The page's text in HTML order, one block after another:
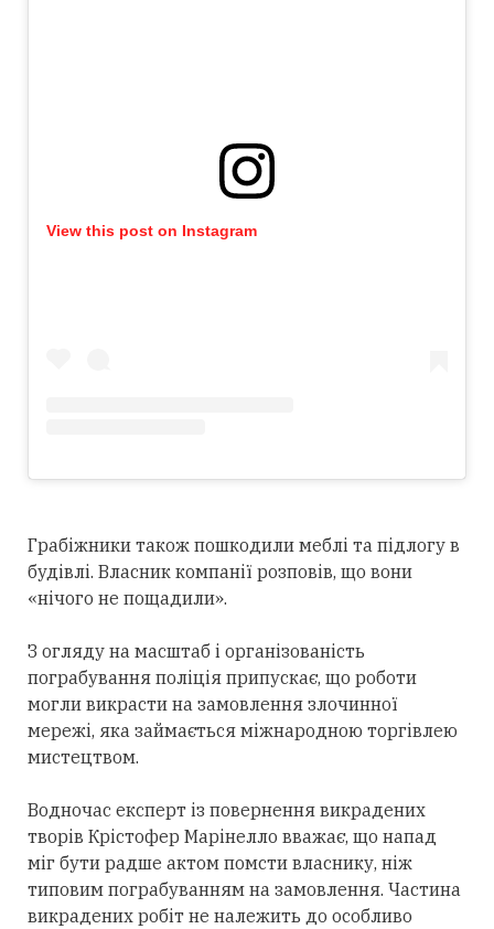
View this post on Instagram
Грабіжники також пошкодили меблі та підлогу в
будівлі. Власник компанії розповів, що вони
«нічого не пощадили».
З огляду на масштаб і організованість
пограбування поліція припускає, що роботи
могли викрасти на замовлення злочинної
мережі, яка займається міжнародною торгівлею
мистецтвом.
Водночас експерт із повернення викрадених
творів Крістофер Марінелло вважає, що напад
міг бути радше актом помсти власнику, ніж
типовим пограбуванням на замовлення. Частина
викрадених робіт не належить до особливо